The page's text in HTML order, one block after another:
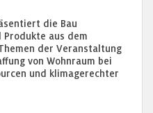
die Bau
Produkte aus dem
der Veranstaltung
von Wohnraum bei
und klimagerechter